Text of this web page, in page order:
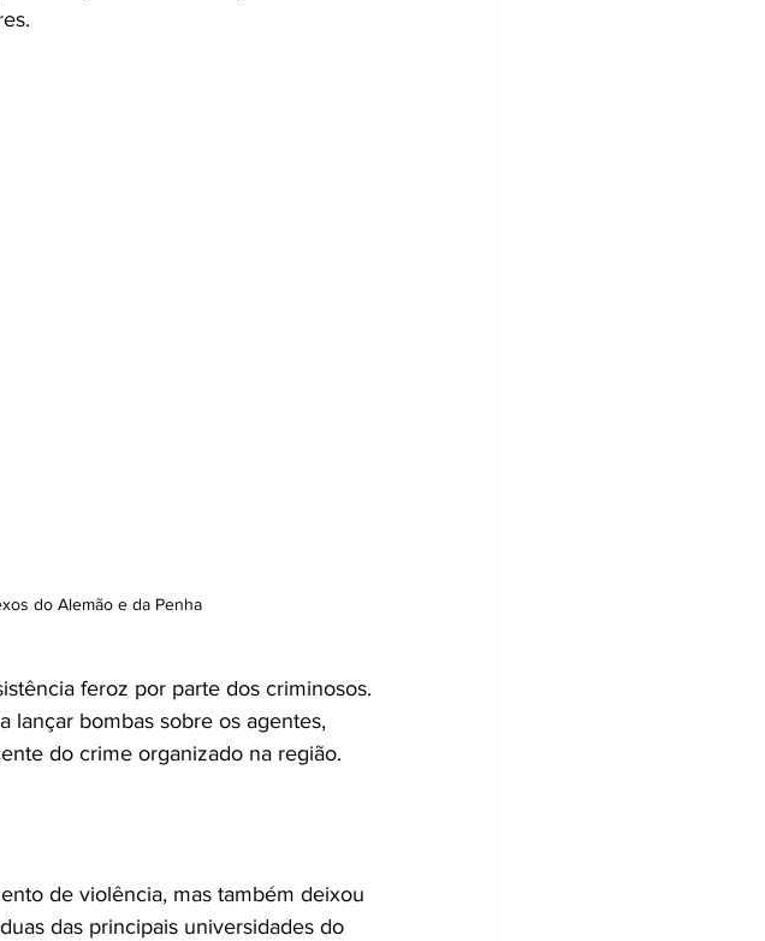
do Alemão e da Penha
feroz por parte dos criminosos.
lançar bombas sobre os agentes,
do crime organizado na região.
de violência, mas também deixou
das principais universidades do